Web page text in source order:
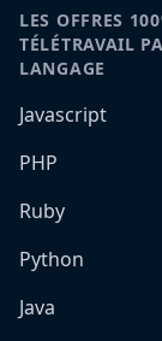
LES OFFRES
TÉLÉTRAVAIL
LANGAGE
Javascript
PHP
Ruby
Python
Java